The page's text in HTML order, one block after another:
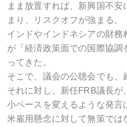
まま放置すれば、新興国不
まり、リスクオフが強まる。
インドやインドネシアの財
が「経済政策面での国際協
ってきた。
そこで、議会の公聴会でも、
それに対し、新任FRB議長
小ペースを変えるような発言
米雇用懸念に対して無策では